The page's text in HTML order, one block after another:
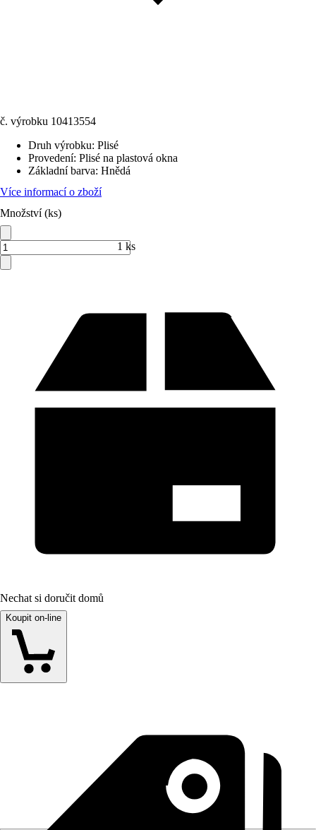
č. výrobku 10413554
Druh výrobku: Plisé
Provedení: Plisé na plastová okna
Základní barva: Hnědá
Více informací o zboží
Množství (ks)
1 ks
Nechat si doručit domů
Koupit on-line